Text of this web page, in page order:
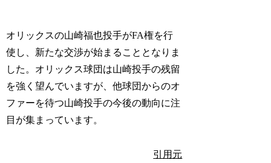
オリックスの山崎福也投手がFA権を行
使し、新たな交渉が始まることとなりま
した。オリックス球団は山崎投手の残留
を強く望んでいますが、他球団からのオ
ファーを待つ山崎投手の今後の動向に注
目が集まっています。
引用元